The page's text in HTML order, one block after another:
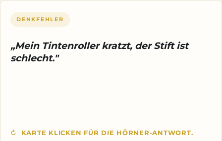
DENKFEHLER
„Mein Tintenroller kratzt, der Stift ist
schlecht."
KARTE KLICKEN FÜR DIE HÖRNER-ANTWORT.
Was kratzt, ist meistens die
Mine
, nicht der Stift. Bei
einem hochwertig gefertigten Korpus genügt ein
Mine-Wechsel, und das Schreibgefühl ist wieder
der Treibstoff, also die Mine.